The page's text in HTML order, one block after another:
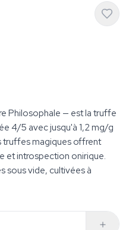
Philosophale — est la truffe
4/5 avec jusqu'à 1,2 mg/g
truffes magiques offrent
et introspection onirique.
sous vide, cultivées à